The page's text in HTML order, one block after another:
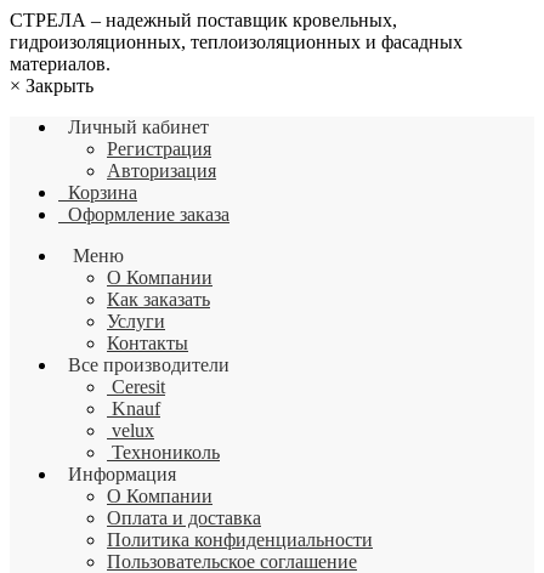
СТРЕЛА – надежный поставщик кровельных,
гидроизоляционных, теплоизоляционных и фасадных
материалов.
× Закрыть
Личный кабинет
Регистрация
Авторизация
Корзина
Оформление заказа
Меню
О Компании
Как заказать
Услуги
Контакты
Все производители
Ceresit
Knauf
velux
Технониколь
Информация
О Компании
Оплата и доставка
Политика конфиденциальности
Пользовательское соглашение